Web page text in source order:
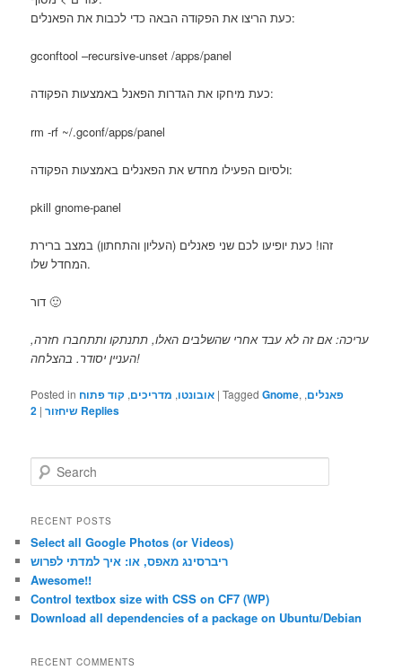
כעת הריצו את הפקודה הבאה כדי לכבות את הפאנלים:
gconftool –recursive-unset /apps/panel
כעת מיחקו את הגדרות הפאנל באמצעות הפקודה:
rm -rf ~/.gconf/apps/panel
ולסיום הפעילו מחדש את הפאנלים באמצעות הפקודה:
pkill gnome-panel
זהו! כעת יופיעו לכם שני פאנלים (העליון והתחתון) במצב ברירת
המחדל שלו.
דור 🙂
עריכה: אם זה לא עבד אחרי שהשלבים האלו, תתנתקו ותתחברו חזרה,
העניין יסודר. בהצלחה!
Posted in אובונטו, מדריכים, קוד פתוח |Tagged Gnome, פאנלים,
שיחזור |
2 Replies
e
r
h
RECENT POSTS
Select all Google Photos (or Videos)
ריברסינג מאפס, או: איך למדתי לפרוש
Awesome!!
Control textbox size with CSS on CF7 (WP)
Download all dependencies of a package on Ubuntu/Debian
RECENT COMMENTS